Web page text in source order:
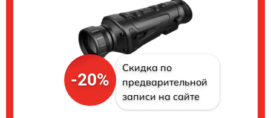
-20%
Скидка по
предварительной
записи на сайте